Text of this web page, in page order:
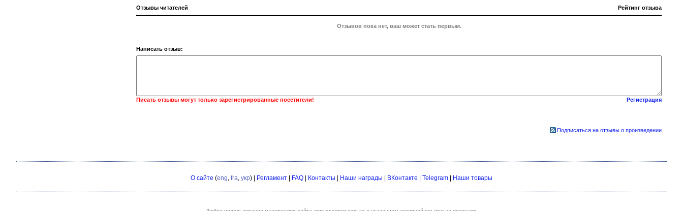
Отзывы читателей Рейтинг отзыва
Отзывов пока нет, ваш может стать первым.
Написать отзыв:
Писать отзывы могут только зарегистрированные посетители! Регистрация
Подписаться на отзывы о произведении
О сайте (eng, fra, укр) | Регламент FAQ Контакты Наши награды ВКонтакте Telegram Наши товары